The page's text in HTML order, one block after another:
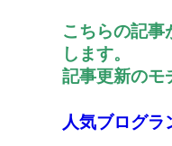
こちらの記事
します。
記事更新のモ
人気ブログラ